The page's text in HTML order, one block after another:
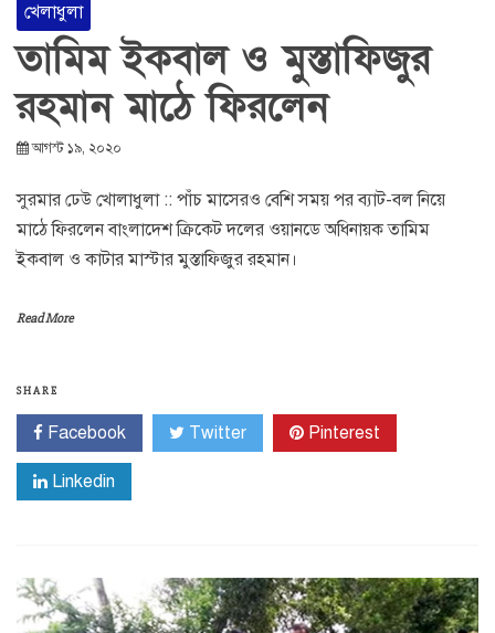
খেলাধুলা
তামিম ইকবাল ও মুস্তাফিজুর
রহমান মাঠে ফিরলেন
আগস্ট ১৯, ২০২০
সুরমার ঢেউ খোলাধুলা :: পাঁচ মাসেরও বেশি সময় পর ব্যাট-বল নিয়ে
মাঠে ফিরলেন বাংলাদেশ ক্রিকেট দলের ওয়ানডে অধিনায়ক তামিম
ইকবাল ও কাটার মাস্টার মুস্তাফিজুর রহমান।
Read More
SHARE
Facebook Twitter Pinterest
Linkedin